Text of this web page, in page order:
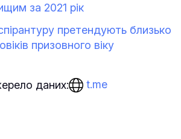
за 2021 рік
претендують близько
призовного віку
даних: t.me